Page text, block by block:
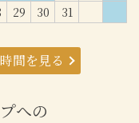
29 30 31
間を見る
への